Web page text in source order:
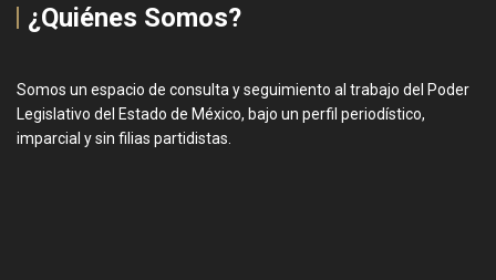
¿Quiénes Somos?
Somos un espacio de consulta y seguimiento al trabajo del Poder
Legislativo del Estado de México, bajo un perfil periodístico,
imparcial y sin filias partidistas.